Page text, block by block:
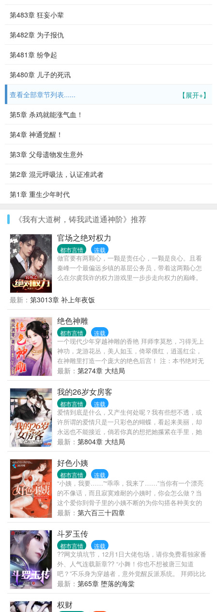
第483章 狂妄小辈
第482章 为子报仇
第481章 纷争起
第480章 儿子的死讯
【展开+】
查看全部章节列表......
第5章 杀鸡就能涨气血！
第4章 神通觉醒！
第3章 父母遗物发生意外
第2章 混元呼吸法，认证准武者
第1章 重生少年时代
《我有大道树，铸我武道通神阶》推荐
官场之绝对权力
都市言情 连载
做官要有两颗心，一颗是责任心，一颗是良心。且看
秦峰一个最偏远乡镇的基层公务员，带着这两颗心怎
么在尔虞我诈的权力游戏里一步步走向权力的巅峰。
最新： 第3013章 补上年夜饭
绝色神雕
都市言情 连载
一个现代少年穿越神雕的香艳 拜师李莫愁，习得无上
神功，龙游花丛，美人如玉，倚翠偎红，逍遥红尘，
在神雕里打造一个庞大的绝色后宫！ 注：本书绝对无
雷。防低人士的首选精品。
最新： 第274章 大结局
我的26岁女房客
都市言情 连载
爱情到底是什么，又产生何处呢？我有些想不透，或
许所谓的爱情只是一只彩色的蝴蝶，看起来美丽，却
永远也不能接近，倘若你真的想把她攥紧在手里，她
便会挣扎，然后在挣扎中摩擦掉了所有的色彩，从此
苍白。我好似有点明白，为什么我会如此的小心翼翼
了，因为害怕触及不到她的灵魂，却擦掉了那层美丽
的色彩！
最新： 第804章 大结局
好色小姨
都市言情 连载
“小姨，我要……”“乖乖，我来了……”当你有一个漂亮
的不像话，而且寂寞难耐的小姨时，你会怎么做？当
这个爱你到骨子里的小姨不断的为你勾搭各种美女的
时候，你会怎么做？从萝莉，到御姐，到少妇，小姨
的命令统统拿下……书友群：118940557
最新： 第六百三十四章
斗罗玉传
都市言情 连载
??网文填坑节，12月1日大佬包场，请你免费看独家番
外、人气连载新章?? “小舞！你也不想被唐三知道
吧？”不乐身为穿越者，意外觉醒反派系统。 拜师比比
东，大师得 各位书友如果觉得《斗罗玉传》还不错的
话请不要忘记向您QQ群和微博里的朋友推荐哦！
最新： 第65章 堕落的海棠
权财